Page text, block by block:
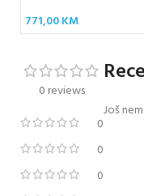
771,00KM
0 reviews
0
0
0
Još